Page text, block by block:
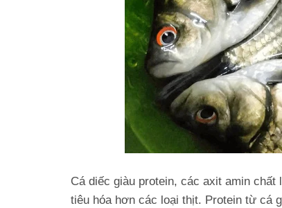
Cá diếc giàu protein, các axit amin
tiêu hóa hơn các loại thịt. Protein từ cá